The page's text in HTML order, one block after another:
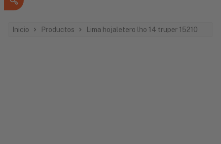
Inicio Productos Lima hojaletero lho 14 truper 15210